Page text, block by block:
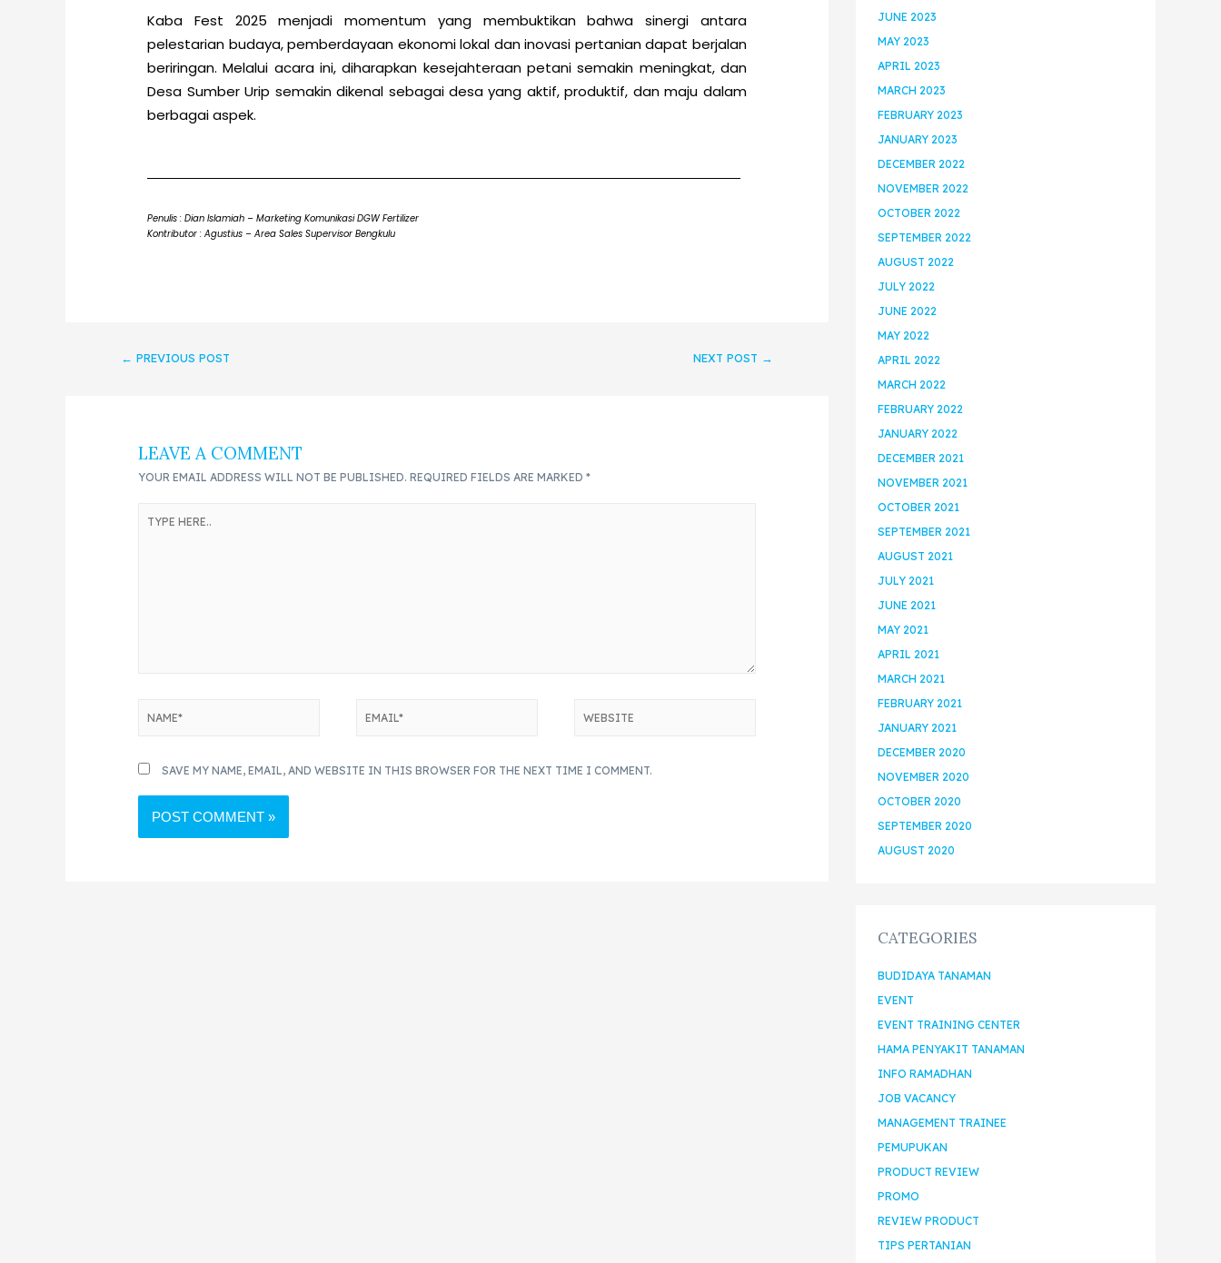
Kaba Fest 2025 menjadi momentum yang membuktikan bahwa sinergi antara
pelestarian budaya, pemberdayaan ekonomi lokal dan inovasi pertanian dapat berjalan
beriringan. Melalui acara ini, diharapkan kesejahteraan petani semakin meningkat, dan
Desa Sumber Urip semakin dikenal sebagai desa yang aktif, produktif, dan maju dalam
berbagai aspek.
Penulis : Dian Islamiah – Marketing Komunikasi DGW Fertilizer
Kontributor : Agustius – Area Sales Supervisor Bengkulu
← PREVIOUS POST NEXT POST →
LEAVE A COMMENT
YOUR EMAIL ADDRESS WILL NOT BE PUBLISHED. REQUIRED FIELDS ARE MARKED*
SAVE MY NAME, EMAIL, AND WEBSITE IN THIS BROWSER FOR THE NEXT TIME I COMMENT.
JUNE 2023
MAY 2023
APRIL 2023
MARCH 2023
FEBRUARY 2023
JANUARY 2023
DECEMBER 2022
NOVEMBER 2022
OCTOBER 2022
SEPTEMBER 2022
AUGUST 2022
JULY 2022
JUNE 2022
MAY 2022
APRIL 2022
MARCH 2022
FEBRUARY 2022
JANUARY 2022
DECEMBER 2021
NOVEMBER 2021
OCTOBER 2021
SEPTEMBER 2021
AUGUST 2021
JULY 2021
JUNE 2021
MAY 2021
APRIL 2021
MARCH 2021
FEBRUARY 2021
JANUARY 2021
DECEMBER 2020
NOVEMBER 2020
OCTOBER 2020
SEPTEMBER 2020
AUGUST 2020
CATEGORIES
BUDIDAYA TANAMAN
EVENT
EVENT TRAINING CENTER
HAMA PENYAKIT TANAMAN
INFO RAMADHAN
JOB VACANCY
MANAGEMENT TRAINEE
PEMUPUKAN
PRODUCT REVIEW
PROMO
REVIEW PRODUCT
TIPS PERTANIAN